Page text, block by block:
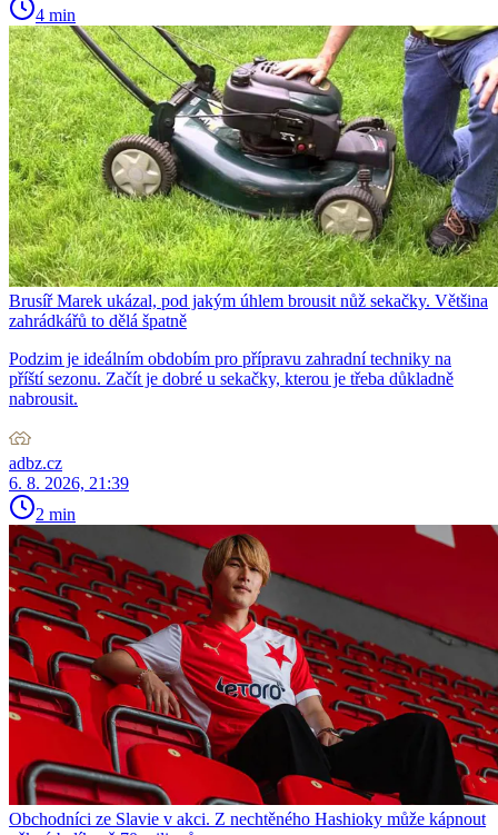
4 min
Brusíř Marek ukázal, pod jakým úhlem brousit nůž sekačky. Většina
zahrádkářů to dělá špatně
Podzim je ideálním obdobím pro přípravu zahradní techniky na
příští sezonu. Začít je dobré u sekačky, kterou je třeba důkladně
nabrousit.
adbz.cz
6. 8. 2026, 21:39
2 min
Obchodníci ze Slavie v akci. Z nechtěného Hashioky může kápnout